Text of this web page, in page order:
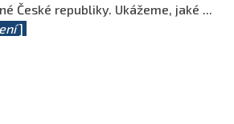
České republiky. Ukážeme, jaké ...
]